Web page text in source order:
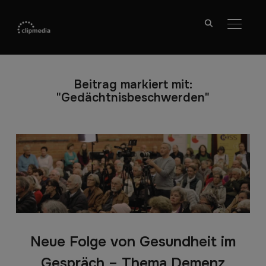
Beitrag markiert mit:
"Gedächtnisbeschwerden"
Neue Folge von Gesundheit im